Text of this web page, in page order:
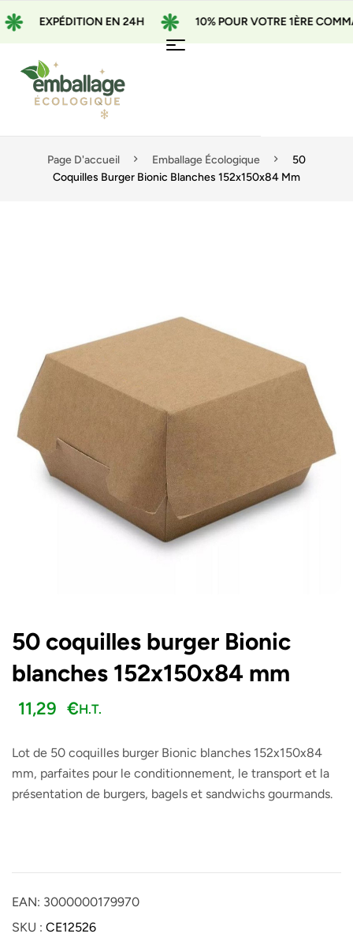
EXPÉDITION EN 24H 10% POUR VOTRE 1ÈRE
Page D'accueil Emballage Écologique
50
Coquilles Burger Bionic Blanches 152x150x84 Mm
50 coquilles burger Bionic
blanches 152x150x84 mm
11,29 €H.T.
Lot de 50 coquilles burger Bionic blanches 152x150x84
mm, parfaites pour le conditionnement, le transport et la
présentation de burgers, bagels et sandwichs gourmands.
EAN: 3000000179970
SKU : CE12526